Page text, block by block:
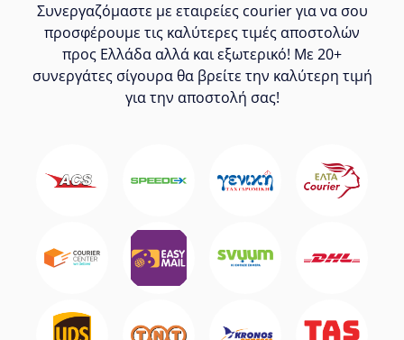
Συνεργαζόμαστε με εταιρείες courier για να σου
προσφέρουμε τις καλύτερες τιμές αποστολών
προς Ελλάδα αλλά και εξωτερικό! Με 20+
συνεργάτες σίγουρα θα βρείτε την καλύτερη τιμή
για την αποστολή σας!